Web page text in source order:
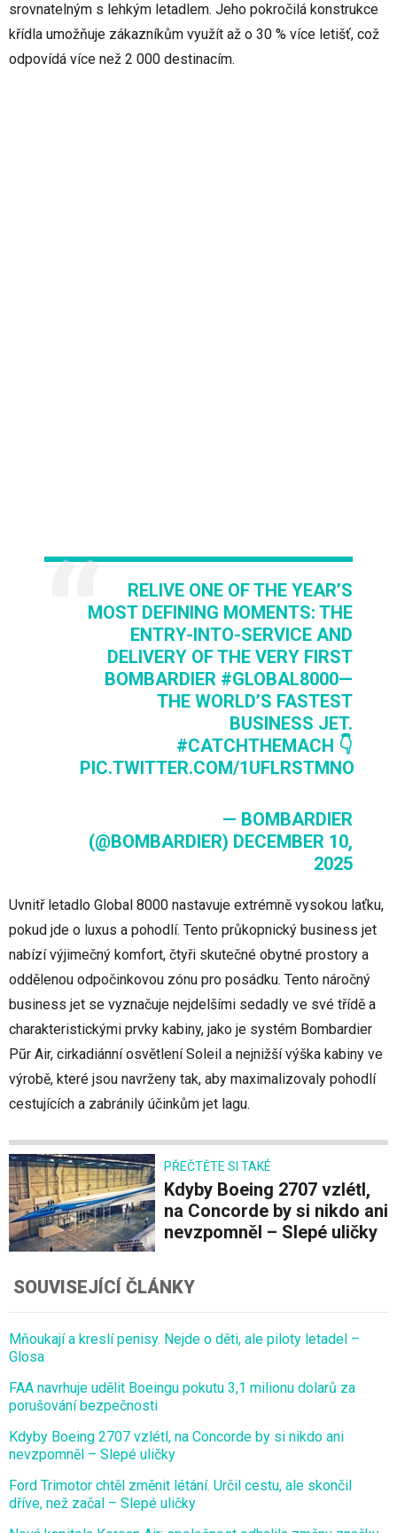
srovnatelným s lehkým letadlem. Jeho pokročilá konstrukce
křídla umožňuje zákazníkům využít až o 30 % více letišť, což
odpovídá více než 2 000 destinacím.
RELIVE ONE OF THE YEAR’S
MOST DEFINING MOMENTS: THE
ENTRY-INTO-SERVICE AND
DELIVERY OF THE VERY FIRST
BOMBARDIER #GLOBAL8000—
THE WORLD’S FASTEST
BUSINESS JET.
#CATCHTHEMACH 👇
PIC.TWITTER.COM/1UFLRSTMNO
— BOMBARDIER
(@BOMBARDIER) DECEMBER 10,
2025
Uvnitř letadlo Global 8000 nastavuje extrémně vysokou laťku,
pokud jde o luxus a pohodlí. Tento průkopnický business jet
nabízí výjimečný komfort, čtyři skutečné obytné prostory a
oddělenou odpočinkovou zónu pro posádku. Tento náročný
business jet se vyznačuje nejdelšími sedadly ve své třídě a
charakteristickými prvky kabiny, jako je systém Bombardier
Pũr Air, cirkadiánní osvětlení Soleil a nejnižší výška kabiny ve
výrobě, které jsou navrženy tak, aby maximalizovaly pohodlí
cestujících a zabránily účinkům jet lagu.
PŘEČTĚTE SI TAKÉ
Kdyby Boeing 2707 vzlétl,
na Concorde by si nikdo ani
nevzpomněl – Slepé uličky
SOUVISEJÍCÍ ČLÁNKY
Mňoukají a kreslí penisy. Nejde o děti, ale piloty letadel –
Glosa
FAA navrhuje udělit Boeingu pokutu 3,1 milionu dolarů za
porušování bezpečnosti
Kdyby Boeing 2707 vzlétl, na Concorde by si nikdo ani
nevzpomněl – Slepé uličky
Ford Trimotor chtěl změnit létání. Určil cestu, ale skončil
dříve, než začal – Slepé uličky